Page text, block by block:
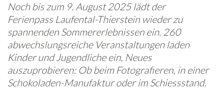
Kontakt
Jobs
News
Newsletter
Noch bis zum 9. August 2025 lädt der
Ferienpass Laufental-Thierstein wieder zu
spannenden Sommererlebnissen ein. 260
abwechslungsreiche Veranstaltungen laden
Kinder und Jugendliche ein, Neues
auszuprobieren: Ob beim Fotografieren, in einer
Schokoladen-Manufaktur oder im Schiessstand.